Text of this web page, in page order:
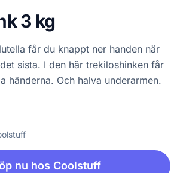
3 kg
får du knappt ner handen när
sista. I den här trekiloshinken får
händerna. Och halva underarmen.
nu hos Coolstuff